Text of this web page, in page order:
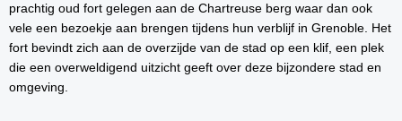
prachtig oud fort gelegen aan de Chartreuse berg waar dan ook
vele een bezoekje aan brengen tijdens hun verblijf in Grenoble. Het
fort bevindt zich aan de overzijde van de stad op een klif, een plek
die een overweldigend uitzicht geeft over deze bijzondere stad en
omgeving.